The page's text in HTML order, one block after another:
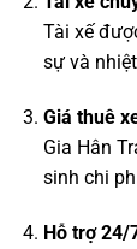
Tài xế
sự và
Giá thuê
Gia Hân
sinh chi
Hỗ trợ 24/